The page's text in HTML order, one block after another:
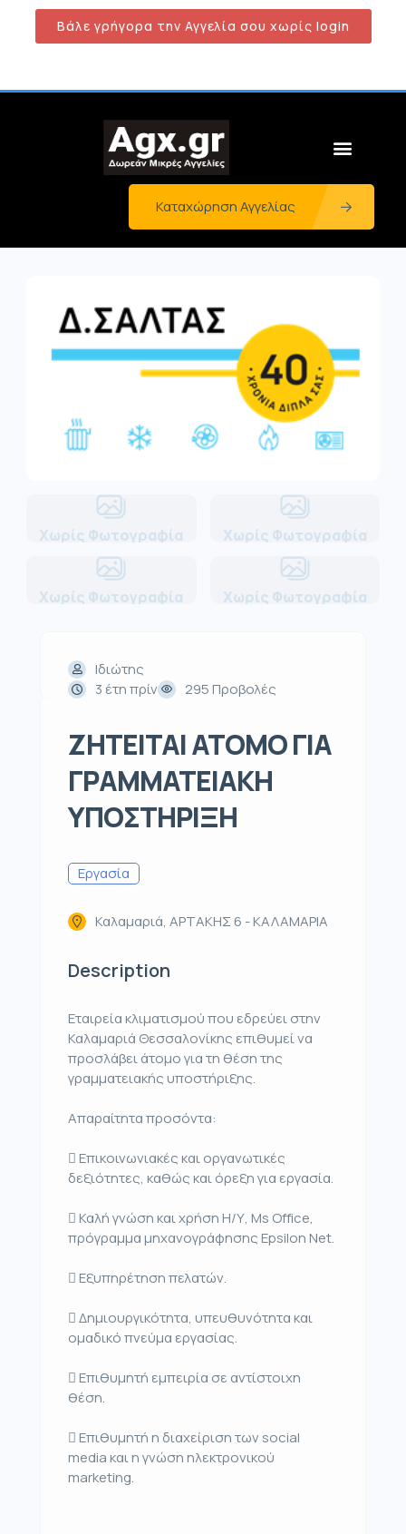
Βάλε γρήγορα την Αγγελία σου χωρίς login
Καταχώρηση Αγγελίας
Χωρίς Φωτογραφία Χωρίς Φωτογραφία
Χωρίς Φωτογραφία Χωρίς Φωτογραφία
Ιδιώτης
3 έτη πρίν
295 Προβολές
ΖΗΤΕΙΤΑΙ ΑΤΟΜΟ ΓΙΑ
ΓΡΑΜΜΑΤΕΙΑΚΗ
ΥΠΟΣΤΗΡΙΞΗ
Εργασία
Καλαμαριά, ΑΡΤΑΚΗΣ 6 - ΚΑΛΑΜΑΡΙΑ
Description
Εταιρεία κλιματισμού που εδρεύει στην
Καλαμαριά Θεσσαλονίκης επιθυμεί να
προσλάβει άτομο για τη θέση της
γραμματειακής υποστήριξης.
Απαραίτητα προσόντα:
 Επικοινωνιακές και οργανωτικές
δεξιότητες, καθώς και όρεξη για εργασία.
 Καλή γνώση και χρήση Η/Υ, Ms Office,
πρόγραμμα μηχανογράφησης Epsilon Net.
 Εξυπηρέτηση πελατών.
 Δημιουργικότητα, υπευθυνότητα και
ομαδικό πνεύμα εργασίας.
 Επιθυμητή εμπειρία σε αντίστοιχη
θέση.
 Επιθυμητή η διαχείριση των social
media και η γνώση ηλεκτρονικού
marketing.